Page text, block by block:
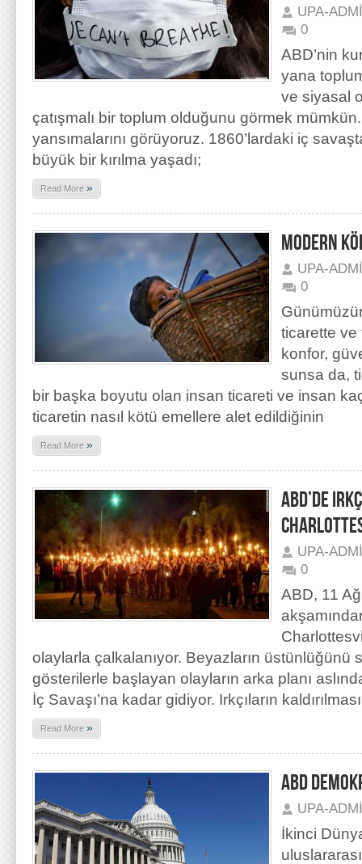
UPA-
0
ABD’nin
yana
ve siyasal
çatışmalı bir toplum olduğunu görmek
yansımalarını görüyoruz. 1860’lardaki iç
büyük bir kırılma yaşadı;
Read More »
MODERN
UPA-
0
ticarette ve
konfor,
sunsa da,
bir başka boyutu olan insan ticareti ve insan
ticaretin nasıl kötü emellere alet edildiğinin
Read More »
ABD’DE
UPA-
0
ABD, 11
olaylarla çalkalanıyor. Beyazların üstünlüğünü
gösterilerle başlayan olayların arka planı
İç Savaşı’na kadar gidiyor. Irkçıların
Read More »
ABD
UPA-
İkinci